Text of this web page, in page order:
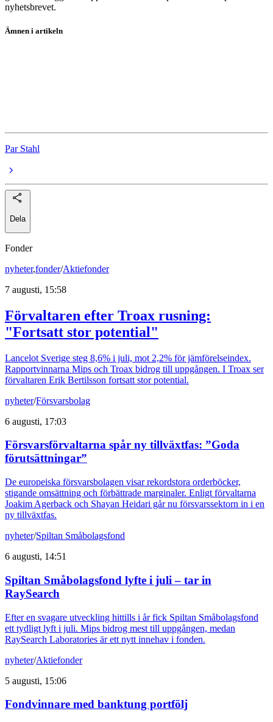
nyhetsbrevet.
Ämnen i artikeln
Par Stahl
Dela
Fonder
nyheter,fonder/Aktiefonder
7 augusti, 15:58
Förvaltaren efter Troax rusning:
"Fortsatt stor potential"
Lancelot Sverige steg 8,6% i juli, mot 2,2% för jämförelseindex.
Rapportvinnarna Mips och Troax bidrog till uppgången. I Troax ser
förvaltaren Erik Bertilsson fortsatt stor potential.
nyheter/Försvarsbolag
6 augusti, 17:03
Försvarsförvaltarna spår ny tillväxtfas: ”Goda
förutsättningar”
De europeiska försvarsbolagen visar rekordstora orderböcker,
stigande omsättning och förbättrade marginaler. Enligt förvaltarna
Joakim Agerback och Shayan Heidari går nu försvarssektorn in i en
ny tillväxtfas.
nyheter/Spiltan Småbolagsfond
6 augusti, 14:51
Spiltan Småbolagsfond lyfte i juli – tar in
RaySearch
Efter en svagare utveckling hittills i år fick Spiltan Småbolagsfond
ett tydligt lyft i juli. Mips bidrog mest till uppgången, medan
RaySearch Laboratories är ett nytt innehav i fonden.
nyheter/Aktiefonder
5 augusti, 15:06
Fondvinnare med banktung portfölj